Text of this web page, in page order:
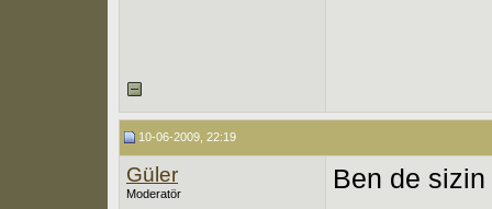
10-06-2009, 22:19
Güler
Moderatör Ben de